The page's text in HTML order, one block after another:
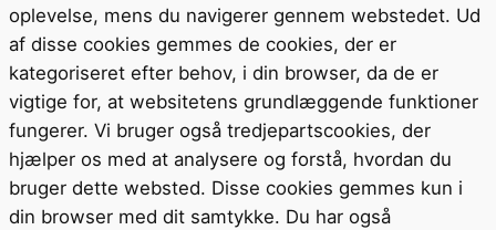
oplevelse, mens du navigerer gennem webstedet. Ud
af disse cookies gemmes de cookies, der er
kategoriseret efter behov, i din browser, da de er
vigtige for, at websitetens grundlæggende funktioner
fungerer. Vi bruger også tredjepartscookies, der
hjælper os med at analysere og forstå, hvordan du
bruger dette websted. Disse cookies gemmes kun i
din browser med dit samtykke. Du har også